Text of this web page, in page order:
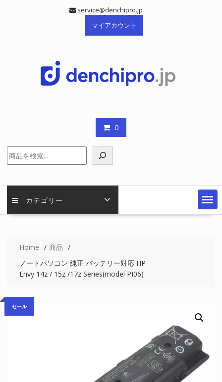
service@denchipro.jp
マイアカウント
0
索
カテゴリー
Home
商品
ノートパソコン 純正 バッテリー対応 HP
Envy 14z / 15z /17z Series(model PI06)
セール